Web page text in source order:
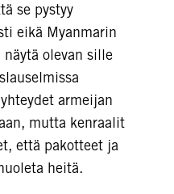
se pystyy
eikä Myanmarin
olevan sille
armeijan
mutta kenraalit
että pakotteet ja
heitä.